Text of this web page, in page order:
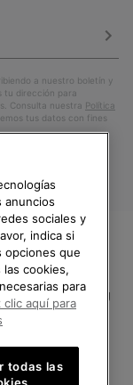
a nuestro boletín y
tu dirección para
Consulta nuestra Política
tus datos con fines
de Venta
A
TU
anuncios
sociales y
indica si
opciones que
cookies,
para
clic aquí para
todas las